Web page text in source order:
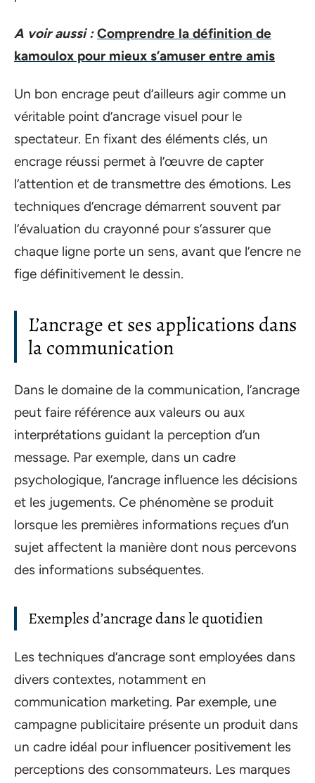
A voir aussi : Comprendre la définition de
kamoulox pour mieux s’amuser entre amis
Un bon encrage peut d’ailleurs agir comme un
véritable point d’ancrage visuel pour le
spectateur. En fixant des éléments clés, un
encrage réussi permet à l’œuvre de capter
l’attention et de transmettre des émotions. Les
techniques d’encrage démarrent souvent par
l’évaluation du crayonné pour s’assurer que
chaque ligne porte un sens, avant que l’encre ne
fige définitivement le dessin.
L’ancrage et ses applications dans
la communication
Dans le domaine de la communication, l’ancrage
peut faire référence aux valeurs ou aux
interprétations guidant la perception d’un
message. Par exemple, dans un cadre
psychologique, l’ancrage influence les décisions
et les jugements. Ce phénomène se produit
lorsque les premières informations reçues d’un
sujet affectent la manière dont nous percevons
des informations subséquentes.
Exemples d’ancrage dans le quotidien
Les techniques d’ancrage sont employées dans
divers contextes, notamment en
communication marketing. Par exemple, une
campagne publicitaire présente un produit dans
un cadre idéal pour influencer positivement les
perceptions des consommateurs. Les marques